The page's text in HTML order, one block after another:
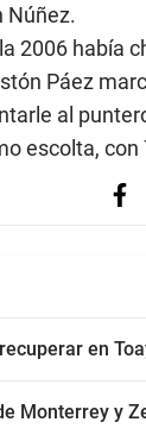
Núñez.
2006 había
Páez
al
escolta, con
en
Monterrey y